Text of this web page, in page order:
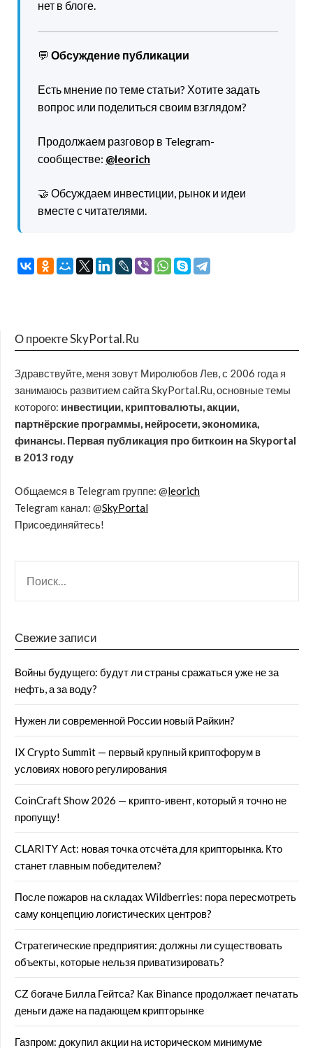
нет в блоге.
💬 Обсуждение публикации
Есть мнение по теме статьи? Хотите задать
вопрос или поделиться своим взглядом?
Продолжаем разговор в Telegram-
сообществе: @leorich
🤝 Обсуждаем инвестиции, рынок и идеи
вместе с читателями.
О проекте SkyPortal.Ru
Здравствуйте, меня зовут Миролюбов Лев, с 2006 года я
занимаюсь развитием сайта SkyPortal.Ru, основные темы
которого: инвестиции, криптовалюты, акции,
партнёрские программы, нейросети, экономика,
финансы. Первая публикация про биткоин на Skyportal
в 2013 году
Общаемся в Telegram группе: @leorich
Telegram канал: @SkyPortal
Присоединяйтесь!
Свежие записи
Войны будущего: будут ли страны сражаться уже не за
нефть, а за воду?
Нужен ли современной России новый Райкин?
IX Crypto Summit — первый крупный криптофорум в
условиях нового регулирования
CoinCraft Show 2026 — крипто-ивент, который я точно не
пропущу!
CLARITY Act: новая точка отсчёта для крипторынка. Кто
станет главным победителем?
После пожаров на складах Wildberries: пора пересмотреть
саму концепцию логистических центров?
Стратегические предприятия: должны ли существовать
объекты, которые нельзя приватизировать?
CZ богаче Билла Гейтса? Как Binance продолжает печатать
деньги даже на падающем крипторынке
Газпром: докупил акции на историческом минимуме